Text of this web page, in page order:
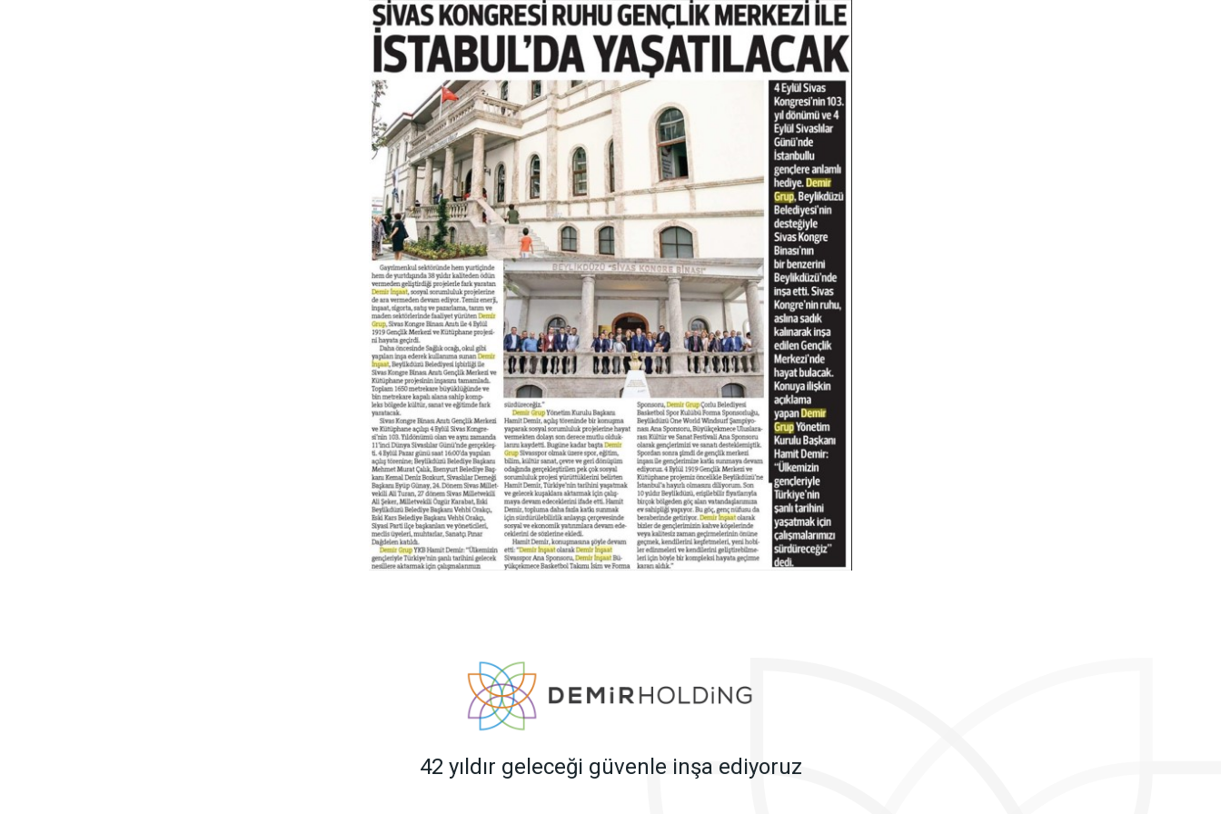
42 yıldır geleceği güvenle inşa ediyoruz